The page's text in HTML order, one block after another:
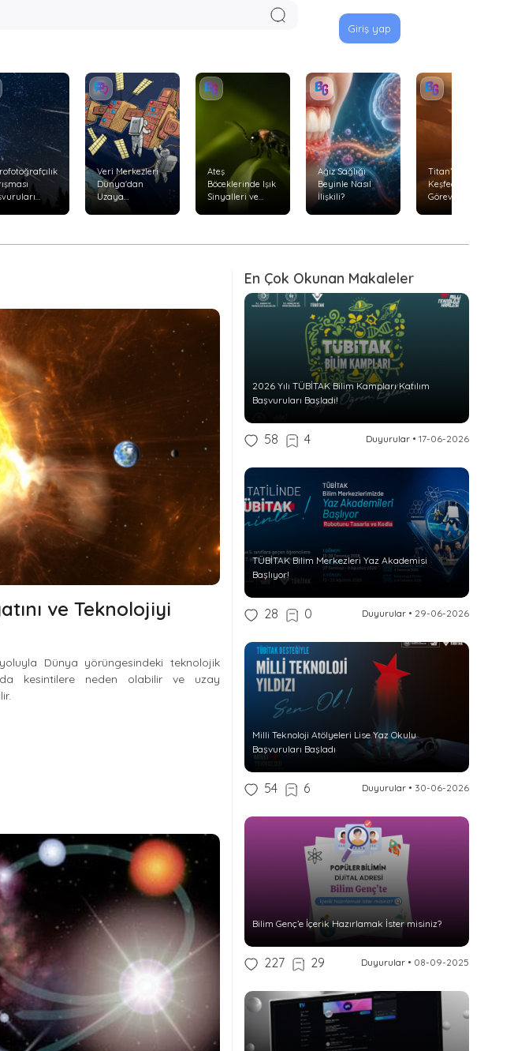
Giriş yap
Veri Merkezleri
Dünya'dan
Uzaya
Ateş
Böceklerinde Işık
Sinyalleri ve
Ağız Sağlığı
Beyinle Nasıl
İlişkili?
Titan’ı Uçarak
Keşfedecek
Görev: Dragonfly
ve Teknolojiyi
Dünya yörüngesindeki teknolojik
kesintilere neden olabilir ve uzay
En Çok Okunan Makaleler
2026 Yılı TÜBİTAK Bilim Kampları Katılım
Başvuruları Başladı!
58 4 Duyurular• 17-06-2026
TÜBİTAK Bilim Merkezleri Yaz Akademisi
Başlıyor!
28 0 Duyurular• 29-06-2026
Milli Teknoloji Atölyeleri Lise Yaz Okulu
Başvuruları Başladı
54 6 Duyurular• 30-06-2026
Bilim Genç’e İçerik Hazırlamak İster misiniz?
227 29 Duyurular• 08-09-2025